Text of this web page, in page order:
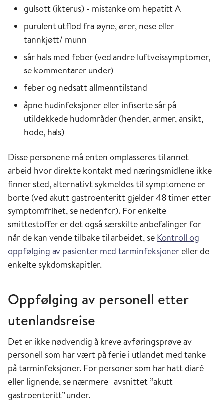
gulsott (ikterus) - mistanke om hepatitt A
purulent utflod fra øyne, ører, nese eller
tannkjøtt/ munn
sår hals med feber (ved andre luftveissymptomer,
se kommentarer under)
feber og nedsatt allmenntilstand
åpne hudinfeksjoner eller infiserte sår på
utildekkede hudområder (hender, armer, ansikt,
hode, hals)
Disse personene må enten omplasseres til annet
arbeid hvor direkte kontakt med næringsmidlene ikke
finner sted, alternativt sykmeldes til symptomene er
borte (ved akutt gastroenteritt gjelder 48 timer etter
symptomfrihet, se nedenfor). For enkelte
smittestoffer er det også særskilte anbefalinger for
når de kan vende tilbake til arbeidet, se Kontroll og
oppfølging av pasienter med tarminfeksjoner eller de
enkelte sykdomskapitler.
Oppfølging av personell etter
utenlandsreise
Det er ikke nødvendig å kreve avføringsprøve av
personell som har vært på ferie i utlandet med tanke
på tarminfeksjoner. For personer som har hatt diaré
eller lignende, se nærmere i avsnittet ”akutt
gastroenteritt” under.